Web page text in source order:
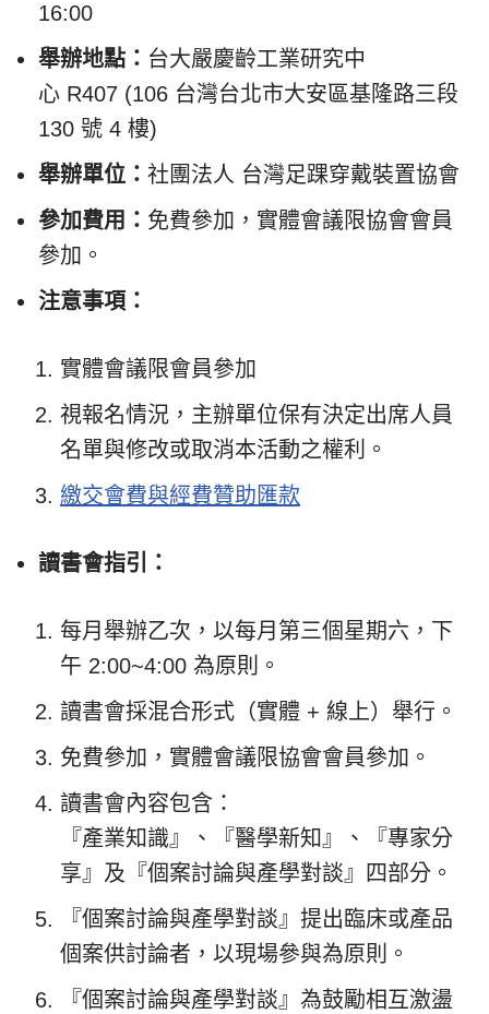
16:00
舉辦地點： 台大嚴慶齡工業研究中
心 R407 (106 台灣台北市大安區基隆路三段
130 號 4 樓)
舉辦單位： 社團法人 台灣足踝穿戴裝置協會
參加費用： 免費參加，實體會議限協會會員
參加。
注意事項：
實體會議限會員參加
視報名情況，主辦單位保有決定出席人員
名單與修改或取消本活動之權利。
繳交會費與經費贊助匯款
讀書會指引：
每月舉辦乙次，以每月第三個星期六，下
午 2:00~4:00 為原則。
讀書會採混合形式（實體 + 線上）舉行。
免費參加，實體會議限協會會員參加。
讀書會內容包含：
『產業知識』、『醫學新知』、『專家分
享』及『個案討論與產學對談』四部分。
『個案討論與產學對談』提出臨床或產品
個案供討論者，以現場參與為原則。
『個案討論與產學對談』為鼓勵相互激盪